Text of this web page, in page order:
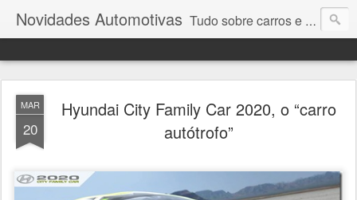
Novidades Automotivas Tudo sobre carros e motores
MAR
20
Hyundai City Family Car 2020, o “carro
autótrofo”